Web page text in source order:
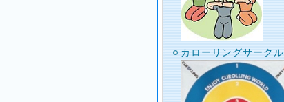
カローリングサークル